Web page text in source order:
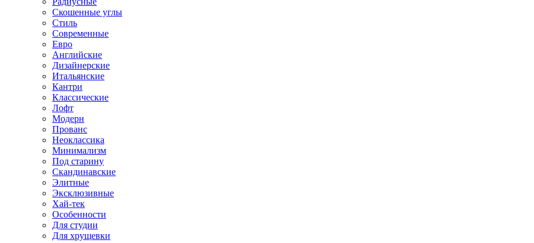
Скошенные углы
Стиль
Современные
Евро
Английские
Дизайнерские
Итальянские
Кантри
Классические
Лофт
Модерн
Прованс
Неоклассика
Минимализм
Под старину
Скандинавские
Элитные
Эксклюзивные
Хай-тек
Особенности
Для студии
Для хрущевки